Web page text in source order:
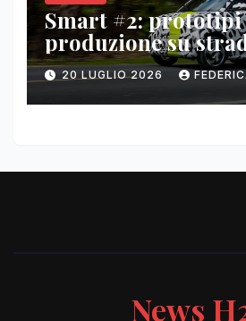
Smart #2:
produzione su
del paris motor
20 LUGLIO 2026
News